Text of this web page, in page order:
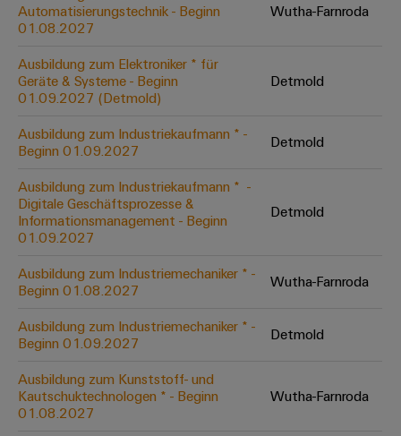
Verbindungslösungen
für
Konventionelle
Energieerzeugung
Zukunftssicherheit
für
bewährte
Maschinenbau
Lösungen
für
verschiedene
Segmente
der
und
Fabrikautomation
Öl
&
Systeme
Lösungen
Dezentrale
Automatisierung
Lösungen
IIoT
&
Automation
Software
Industrial
Industrial
Automation
Elektronikgehäuse
Blitz-
und
Überspannungsschutz
PV
Feldbusverteiler
Automatisierung
&
Software
I/O-
Systeme
Technischer
Support
Umweltbezogene
Produktkonformität
Engineering
Daten
Technische
Produktkataloge
Reparatur
und
Ersatzteile
Trainings
Webinare
PSIRT
Pressekontakt
Unsere
IIoT
and
Partner
Netzwerk
IIoT
Automation
Solution
Offene
Ausbildungs-
und
Studienplätze
Aktuelle
Termine
Workshops
für
Schulklassen
Automatisierungstechnik - Beginn
01.08.2027
Wutha-Farnroda
Ausbildung zum Elektroniker * für
Geräte & Systeme - Beginn
01.09.2027 (Detmold)
Detmold
Ausbildung zum Industriekaufmann * -
Beginn 01.09.2027
Detmold
Ausbildung zum Industriekaufmann * ​ -
Digitale Geschäftsprozesse &
Informationsmanagement - Beginn
01.09.2027
Detmold
Ausbildung zum Industriemechaniker * -
Beginn 01.08.2027
Wutha-Farnroda
Ausbildung zum Industriemechaniker * -
Beginn 01.09.2027
Detmold
Ausbildung zum Kunststoff- und
Kautschuktechnologen * - Beginn
01.08.2027
Wutha-Farnroda